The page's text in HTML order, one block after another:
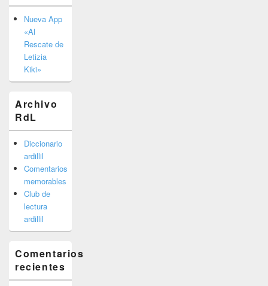
Nueva App
«Al
Rescate de
Letizia
Kiki»
Archivo
RdL
Diccionario
ardillil
Comentarios
memorables
Club de
lectura
ardillil
Comentarios
recientes